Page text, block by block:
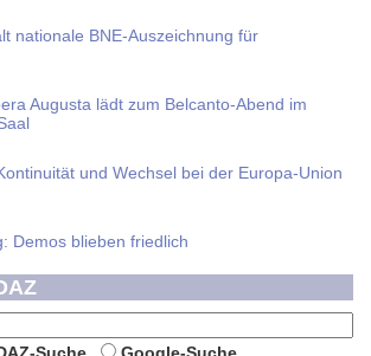
nationale BNE-Auszeichnung für
Augusta lädt zum Belcanto-Abend im
und Wechsel bei der Europa-Union
Demos blieben friedlich